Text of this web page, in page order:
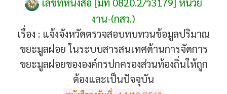
งาน-(กสว.)
เรื่อง : แจ้งจังหวัดตรวจสอบทบทวนข้อมูลปริมาณ
ขยะมูลฝอย ในระบบสารสนเทศด้านการจัดการ
ขยะมูลฝอยขององค์กรปกครองส่วนท้องถิ่นให้ถูก
ต้องและเป็นปัจจุบัน